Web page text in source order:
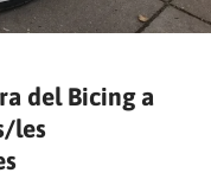
del Bicing a
les